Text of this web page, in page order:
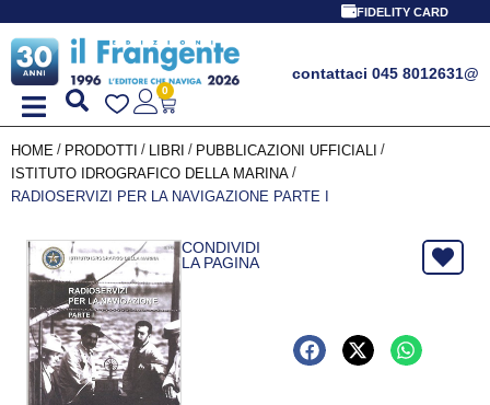
FIDELITY CARD
contattaci 045 8012631@
0
HOME / PRODOTTI / LIBRI / PUBBLICAZIONI UFFICIALI
/
ISTITUTO IDROGRAFICO DELLA MARINA /
RADIOSERVIZI PER LA NAVIGAZIONE PARTE I
CONDIVIDI
LA PAGINA